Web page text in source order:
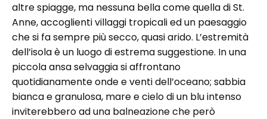
altre spiagge, ma nessuna bella come quella di St.
Anne, accoglienti villaggi tropicali ed un paesaggio
che si fa sempre più secco, quasi arido. L’estremità
dell’isola è un luogo di estrema suggestione. In una
piccola ansa selvaggia si affrontano
quotidianamente onde e venti dell’oceano; sabbia
bianca e granulosa, mare e cielo di un blu intenso
inviterebbero ad una balneazione che però